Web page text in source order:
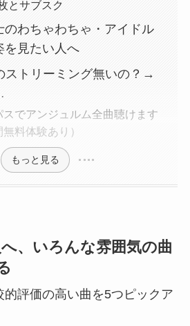
とサブスク
のわちゃわちゃ・アイドル
を見たい人へ
ストリーミング無いの？→
スでアンジュルム全曲聴けます
無料体験あり）
もっと見る
、いろんな雰囲気の曲
評価の高い曲を5つピックア